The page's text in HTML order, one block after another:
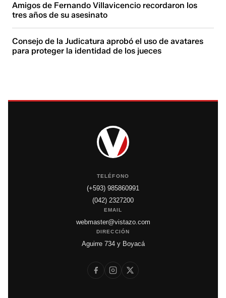
Amigos de Fernando Villavicencio recordaron los
tres años de su asesinato
Consejo de la Judicatura aprobó el uso de avatares
para proteger la identidad de los jueces
TELÉFONO
(+593) 985860991
(042) 2327200
EMAIL
webmaster@vistazo.com
DIRECCIÓN
Aguirre 734 y Boyacá